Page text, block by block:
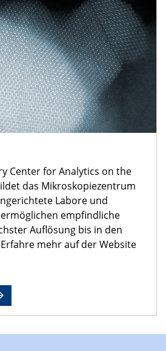
Center for Analytics on the
das Mikroskopiezentrum
Labore und
empfindliche
Auflösung bis in den
mehr auf der Website